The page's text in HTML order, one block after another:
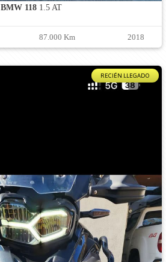
BMW 1181.5 AT
87.000 Km 2018
RECIÉN LLEGADO